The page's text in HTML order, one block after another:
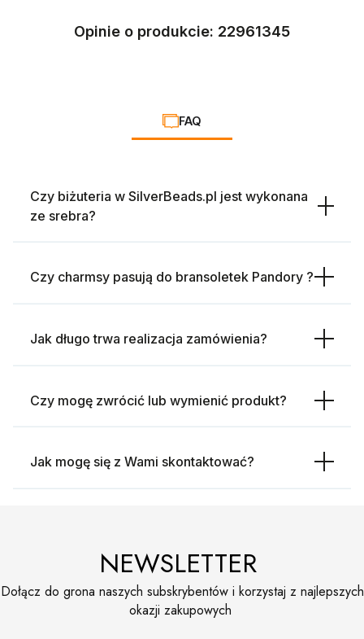
Opinie o produkcie: 22961345
FAQ
Czy biżuteria w SilverBeads.pl jest wykonana
ze srebra?
Czy charmsy pasują do bransoletek Pandory ?
Jak długo trwa realizacja zamówienia?
Czy mogę zwrócić lub wymienić produkt?
Jak mogę się z Wami skontaktować?
NEWSLETTER
Dołącz do grona naszych subskrybentów i korzystaj z najlepszych
okazji zakupowych